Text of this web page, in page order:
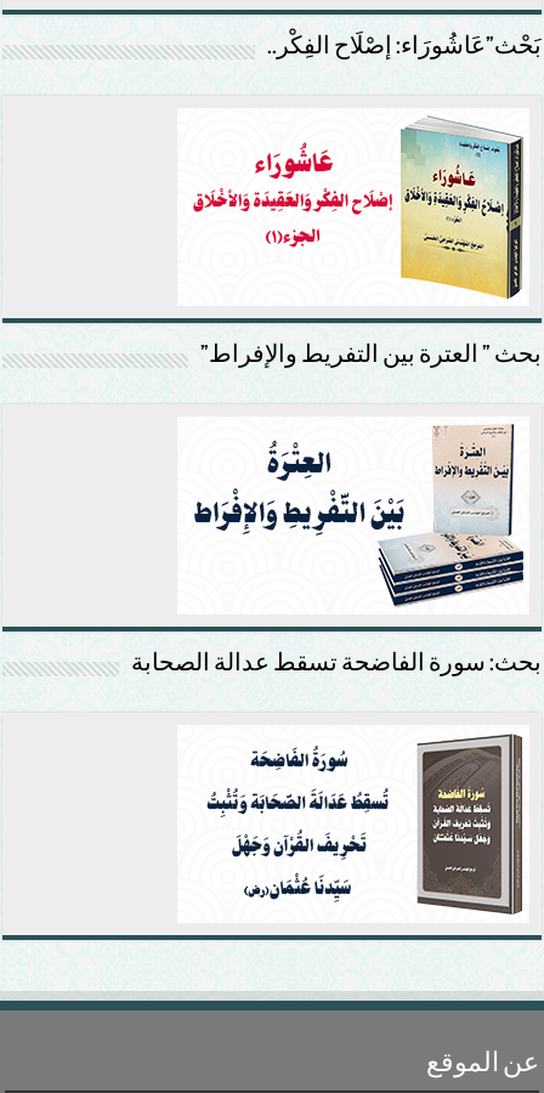
بَحْث”عَاشُورَاء: إصْلَاح الفِكْر..
بحث ” العترة بين التفريط والإفراط”
بحث: سورة الفاضحة تسقط عدالة الصحابة
عن الموقع